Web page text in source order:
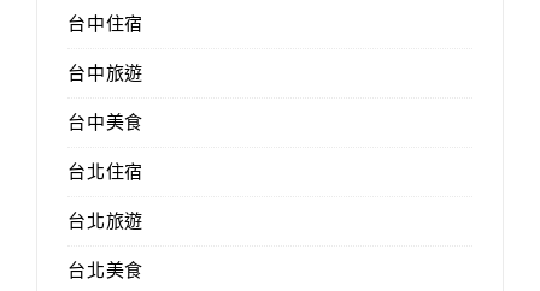
台中住宿
台中旅遊
台中美食
台北住宿
台北旅遊
台北美食